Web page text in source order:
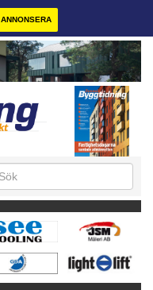
ANNONSERA